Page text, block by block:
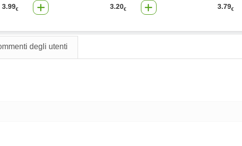
3.99€ 3.20€ 3.79€
degli utenti